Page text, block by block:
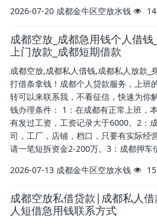
2026-07-20 成都金牛区空放水钱 14
成都空放_成都急用钱个人借
上门放款_成都短期借款
成都空放,成都私人借钱,成都私人放款_
打借条拿钱！成都个人贷款服务，上班
转可以来联系我，不看征信，快速为你
钱办理条件： 1：在成都有正常上班，
有发过工资，工资记录大于6000。2：
司，工厂，店铺，档口，只要有实际经
请一笔短拆资金2-200万。3：成都押车
2026-07-13 成都金牛区空放水钱 15
成都空放私借贷款|成都私人
人短借急用钱联系方式